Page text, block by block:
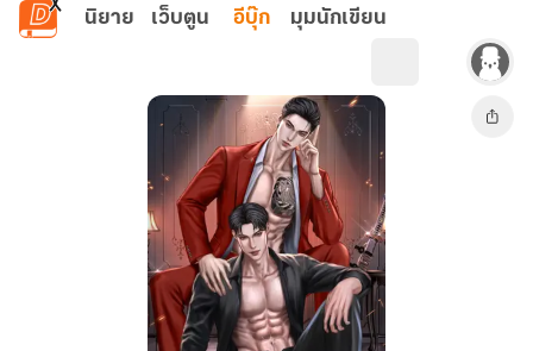
ข้ามไปยังเนื้อหาหลัก
นิยาย เว็บตูน อีบุ๊ก มุมนักเขียน